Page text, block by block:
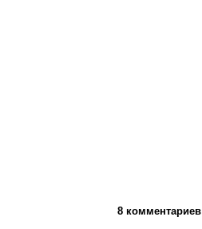
8 комментариев